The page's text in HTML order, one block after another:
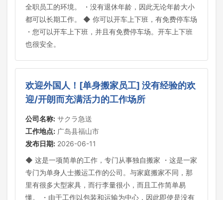
全职员工的环境。 ・没有退休年龄，因此无论年龄大小
都可以长期工作。 ◆ 你可以开车上下班，有免费停车场
・您可以开车上下班，并且有免费停车场。开车上下班
也很安全。
欢迎外国人！[单身搬家员工] 没有经验的欢
迎/开朗而充满活力的工作场所
公司名称: サクラ急送
工作地点: 广岛县福山市
发布日期: 2026-06-11
◆ 这是一项简单的工作，专门从事独自搬家 ・这是一家
专门为单身人士搬运工作的公司。与家庭搬家不同，那
里有很多大型家具，而行李量很小，而且工作简单易
懂。 ・由于工作以包装和运输为中心，因此即使是没有